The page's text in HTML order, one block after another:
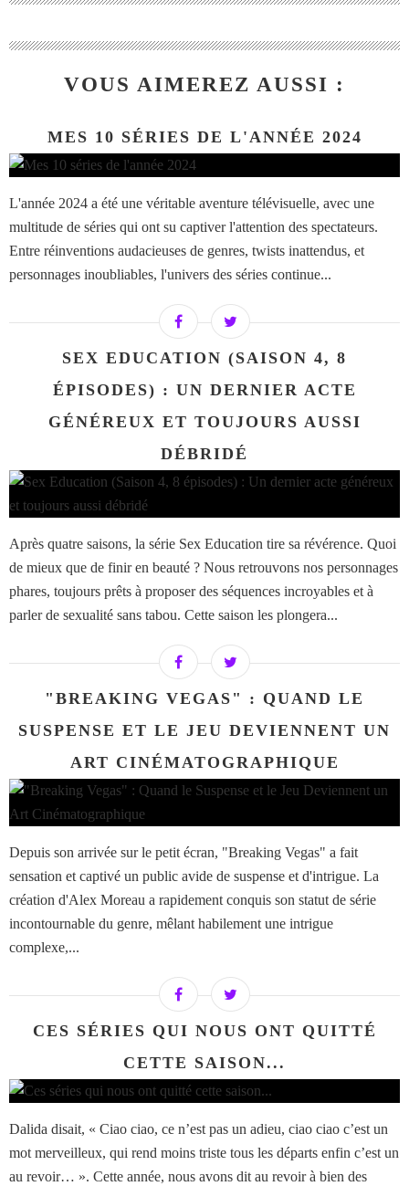
VOUS AIMEREZ AUSSI :
MES 10 SÉRIES DE L'ANNÉE 2024
L'année 2024 a été une véritable aventure télévisuelle, avec une
multitude de séries qui ont su captiver l'attention des spectateurs.
Entre réinventions audacieuses de genres, twists inattendus, et
personnages inoubliables, l'univers des séries continue...
SEX EDUCATION (SAISON 4, 8
ÉPISODES) : UN DERNIER ACTE
GÉNÉREUX ET TOUJOURS AUSSI
DÉBRIDÉ
Après quatre saisons, la série Sex Education tire sa révérence. Quoi
de mieux que de finir en beauté ? Nous retrouvons nos personnages
phares, toujours prêts à proposer des séquences incroyables et à
parler de sexualité sans tabou. Cette saison les plongera...
"BREAKING VEGAS" : QUAND LE
SUSPENSE ET LE JEU DEVIENNENT UN
ART CINÉMATOGRAPHIQUE
Depuis son arrivée sur le petit écran, "Breaking Vegas" a fait
sensation et captivé un public avide de suspense et d'intrigue. La
création d'Alex Moreau a rapidement conquis son statut de série
incontournable du genre, mêlant habilement une intrigue
complexe,...
CES SÉRIES QUI NOUS ONT QUITTÉ
CETTE SAISON...
Dalida disait, « Ciao ciao, ce n’est pas un adieu, ciao ciao c’est un
mot merveilleux, qui rend moins triste tous les départs enfin c’est un
au revoir… ». Cette année, nous avons dit au revoir à bien des